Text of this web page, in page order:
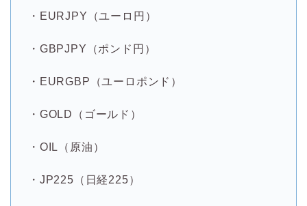
・EURJPY（ユーロ円）
・GBPJPY（ポンド円）
・EURGBP（ユーロポンド）
・GOLD（ゴールド）
・ OIL（原油）
・JP225（日経225）